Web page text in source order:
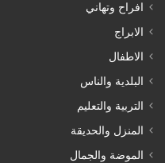
افراح وتهاني
الابراج
الاطفال
البلدية والناس
التربية والتعليم
المنزل والحديقة
الموضة والجمال